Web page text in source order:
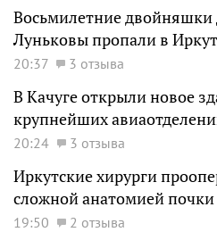
Восьмилетние
Луньковы пропали в
20:37 3 отзыва
В Качуге открыли новое
крупнейших
20:24 3 отзыва
Иркутские хирурги
сложной анатомией почки
19:50
2 отзыва